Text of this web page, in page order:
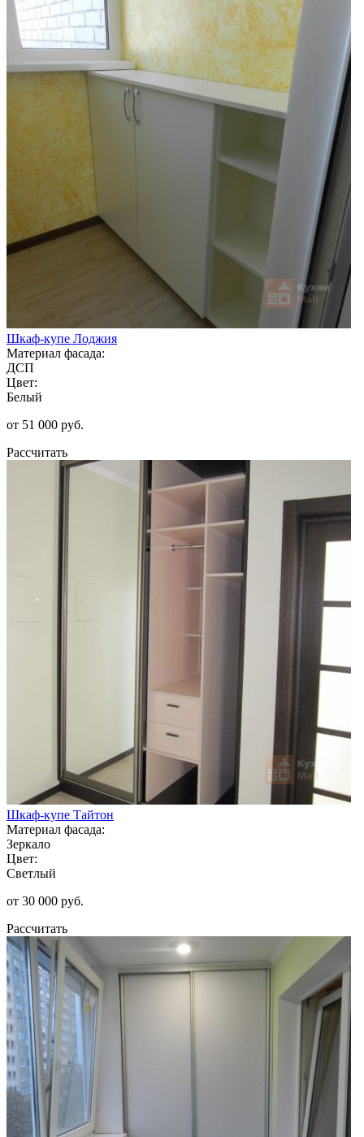
Шкаф-купе Лоджия
Материал фасада:
ДСП
Цвет:
Белый
от 51 000 руб.
Рассчитать
Шкаф-купе Тайтон
Материал фасада:
Зеркало
Цвет:
Светлый
от 30 000 руб.
Рассчитать